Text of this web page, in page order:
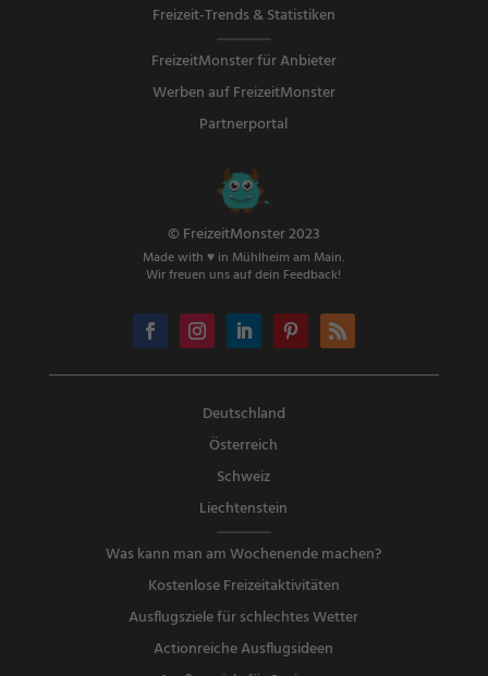
Freizeit-Trends & Statistiken
FreizeitMonster für Anbieter
Werben auf FreizeitMonster
Partnerportal
© FreizeitMonster 2023
Made with ♥ in Mühlheim am Main.
Wir freuen uns auf dein Feedback!
Deutschland
Österreich
Schweiz
Liechtenstein
Was kann man am Wochenende machen?
Kostenlose Freizeitaktivitäten
Ausflugsziele für schlechtes Wetter
Actionreiche Ausflugsideen